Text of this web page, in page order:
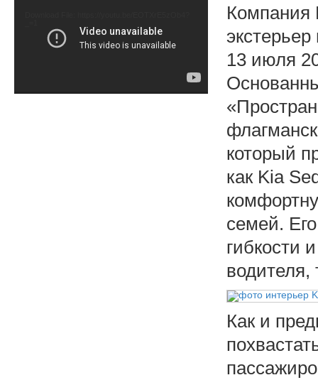
Компания
13 июля
который
как Kia
семей.
гибкости
водителя,
Как и